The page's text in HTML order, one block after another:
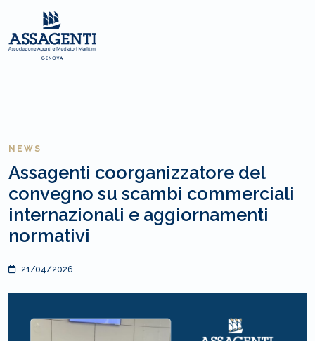
NEWS
Assagenti coorganizzatore del
convegno su scambi commerciali
internazionali e aggiornamenti
normativi
21/04/2026